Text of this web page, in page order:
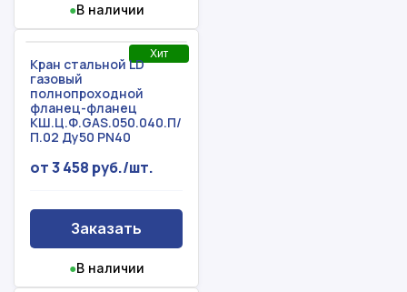
●В наличии
Хит
Кран стальной LD
газовый
полнопроходной
фланец-фланец
КШ.Ц.Ф.GAS.050.040.П/
П.02 Ду50 PN40
от 3 458 руб./шт.
Заказать
●В наличии